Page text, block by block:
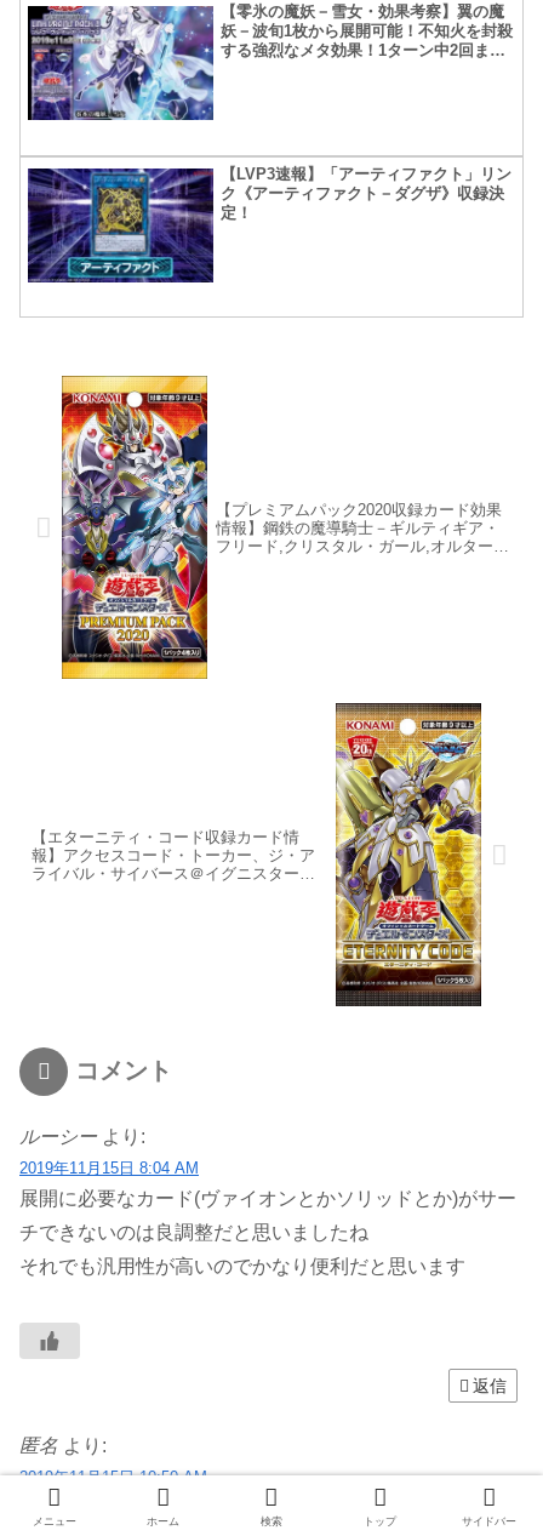
【零氷の魔妖－雪女・効果考察】翼の魔
妖－波旬1枚から展開可能！不知火を封殺
する強烈なメタ効果！1ターン中2回まで
【LVP3速報】「アーティファクト」リン
ク《アーティファクト－ダグザ》収録決
定！
【プレミアムパック2020収録カード効果
情報】鋼鉄の魔導騎士－ギルティギア・
フリード,クリスタル・ガール,オルターガ
【エターニティ・コード収録カード情
報】アクセスコード・トーカー、ジ・ア
ライバル・サイバース＠イグニスター
コメント
ルーシー より:
2019年11月15日 8:04 AM
展開に必要なカード(ヴァイオンとかソリッドとか)がサー
チできないのは良調整だと思いましたね
それでも汎用性が高いのでかなり便利だと思います
返信
匿名 より:
2019年11月15日 10:50 AM
融合素材サーチもかなり強いですがやはり後半の効果を活
メニュー ホーム 検索 トップ サイドバー